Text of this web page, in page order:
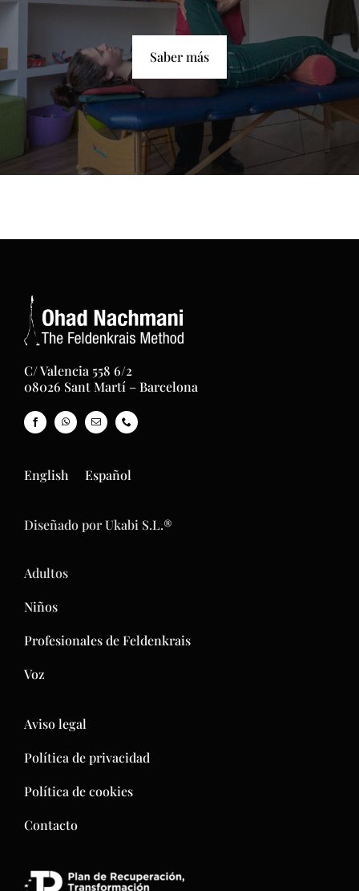
Saber más
C/ Valencia 558 6/2
08026 Sant Martí – Barcelona
English Español
Diseñado por Ukabi S.L.®
Adultos
Niños
Profesionales de Feldenkrais
Voz
Aviso legal
Política de privacidad
Política de cookies
Contacto